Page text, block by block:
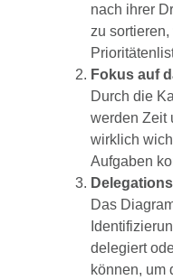
nach ihrer
zu
Fokus auf
Durch die
werden Zeit
wirklich
Aufgaben
Das
delegiert
können, um